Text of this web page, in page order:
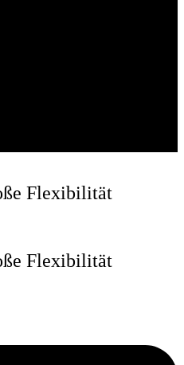
Flexibilität
Flexibilität